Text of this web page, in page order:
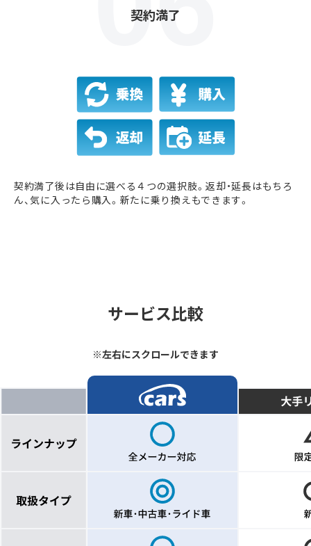
契約満了
契約満了後は自由に選べる４つの選択肢。返却・延長はもちろ
ん、気に入ったら購入。新たに乗り換えもできます。
サービス比較
※左右にスクロールできます